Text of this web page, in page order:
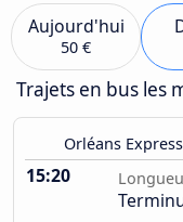
Aujourd'hui
50 €
Trajets en bus les
Orléans Express
15:20